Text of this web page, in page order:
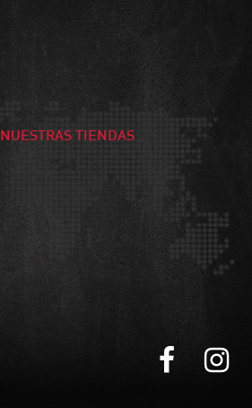
NUESTRAS TIENDAS